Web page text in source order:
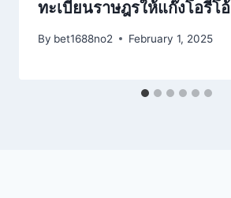
ทะเบียนราษฎรให้แก๊งโอรีโอ้
By bet1688no2 February 1, 2025